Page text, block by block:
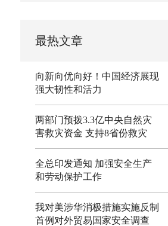
最热文章
向新向优向好！中国经济展现
强大韧性和活力
两部门预拨3.3亿中央自然灾
害救灾资金 支持8省份救灾
全总印发通知 加强安全生产
和劳动保护工作
我对美涉华消极措施实施反制
首例对外贸易国家安全调查